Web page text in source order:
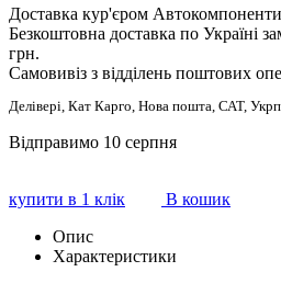
Доставка кур'єром
Безкоштовна доставка по Україні
грн.
Самовивіз з відділень поштових
Делівері, Кат Карго, Нова пошта, САТ,
Відправимо 10 серпня
купити в 1 клік
В кошик
Опис
Характеристики